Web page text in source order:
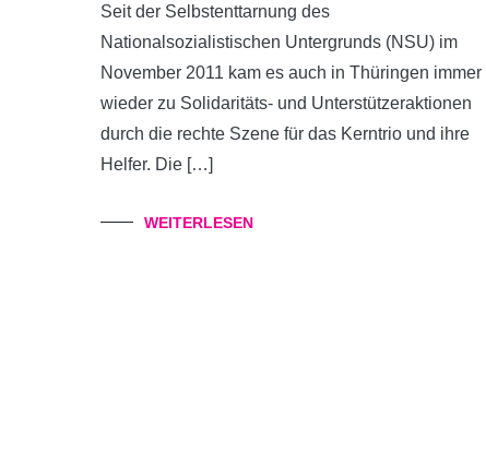
Seit der Selbstenttarnung des
Nationalsozialistischen Untergrunds (NSU) im
November 2011 kam es auch in Thüringen immer
wieder zu Solidaritäts- und Unterstützeraktionen
durch die rechte Szene für das Kerntrio und ihre
Helfer. Die […]
WEITERLESEN